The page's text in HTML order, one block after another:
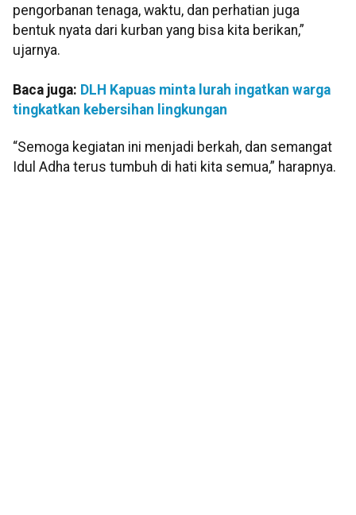
pengorbanan tenaga, waktu, dan perhatian juga
bentuk nyata dari kurban yang bisa kita berikan,”
ujarnya.
Baca juga: DLH Kapuas minta lurah ingatkan warga
tingkatkan kebersihan lingkungan
“Semoga kegiatan ini menjadi berkah, dan semangat
Idul Adha terus tumbuh di hati kita semua,” harapnya.